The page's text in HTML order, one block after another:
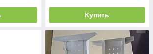
Купить